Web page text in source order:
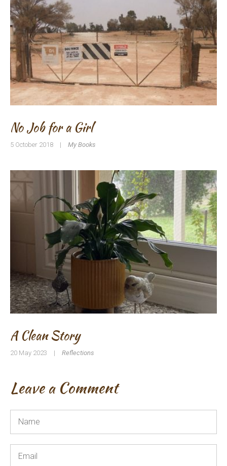
No Job for a Girl
5 October 2018 | My Books
A Clean Story
20 May 2023 | Reflections
Leave a Comment